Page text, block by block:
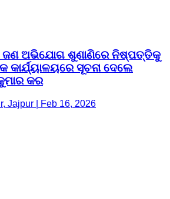
ଜଣ ଅଭିଯୋଗ ଶୁଣାଣିରେ ନିଷ୍ପତ୍ତିକୁ
ସୂଚନା ଦେଲେ
କର
Jajpur | Feb 16, 2026